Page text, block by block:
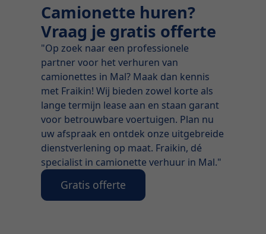
Camionette huren?
Vraag je gratis offerte
"Op zoek naar een professionele
partner voor het verhuren van
camionettes in Mal? Maak dan kennis
met Fraikin! Wij bieden zowel korte als
lange termijn lease aan en staan garant
voor betrouwbare voertuigen. Plan nu
uw afspraak en ontdek onze uitgebreide
dienstverlening op maat. Fraikin, dé
specialist in camionette verhuur in Mal."
Gratis offerte